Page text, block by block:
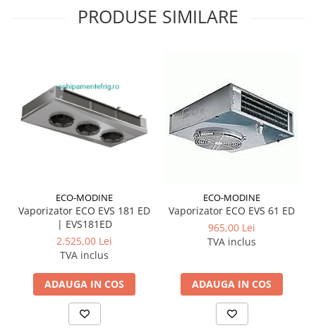
PRODUSE SIMILARE
ECO-MODINE
Vaporizator ECO EVS 181 ED
| EVS181ED
2.525,00 Lei
TVA inclus
ADAUGA IN COS
ECO-MODINE
Vaporizator ECO EVS 61 ED
965,00 Lei
TVA inclus
ADAUGA IN COS